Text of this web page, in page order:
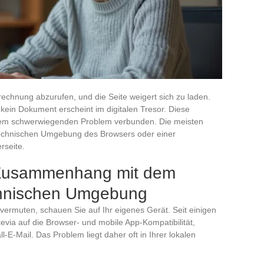
abzurufen, und die Seite weigert sich zu laden.
Dokument erscheint im digitalen Tresor. Diese
schwerwiegenden Problem verbunden. Die meisten
Umgebung des Browsers oder einer
mit dem
Umgebung
schauen Sie auf Ihr eigenes Gerät. Seit einigen
auf die Browser- und mobile App-Kompatibilität,
E-Mail. Das Problem liegt daher oft in Ihrer lokalen